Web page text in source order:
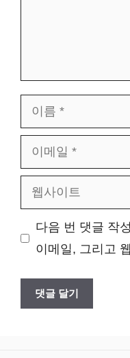
름
메
사
다음 번 댓글 작
이메일, 그리고